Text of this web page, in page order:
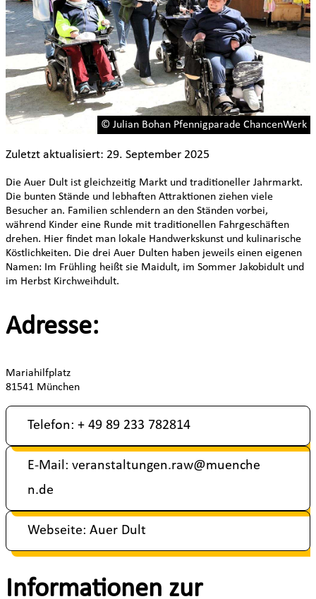
© Julian Bohan Pfennigparade ChancenWerk
Zuletzt aktualisiert: 29. September 2025
Die Auer Dult ist gleichzeitig Markt und traditioneller Jahrmarkt.
Die bunten Stände und lebhaften Attraktionen ziehen viele
Besucher an. Familien schlendern an den Ständen vorbei,
während Kinder eine Runde mit traditionellen Fahrgeschäften
drehen. Hier findet man lokale Handwerkskunst und kulinarische
Köstlichkeiten. Die drei Auer Dulten haben jeweils einen eigenen
Namen: Im Frühling heißt sie Maidult, im Sommer Jakobidult und
im Herbst Kirchweihdult.
Adresse:
Mariahilfplatz
81541 München
Telefon: + 49 89 233 782814
E-Mail: veranstaltungen.raw@muenche
n.de
Webseite: Auer Dult
Informationen zur